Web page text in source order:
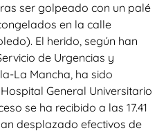
ser golpeado con un palé
en la calle
El herido, según han
de Urgencias y
La Mancha, ha sido
General Universitario
se ha recibido a las 17.41
desplazado efectivos de